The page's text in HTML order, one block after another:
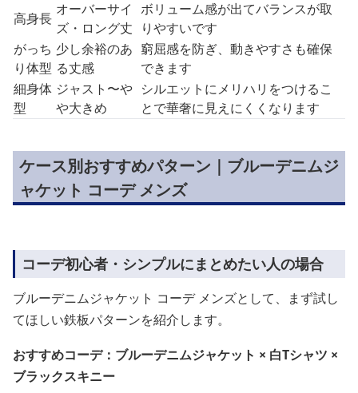
高身長
オーバーサイ
ズ・ロング丈
ボリューム感が出てバランスが取
りやすいです
がっち
り体型
少し余裕のあ
る丈感
窮屈感を防ぎ、動きやすさも確保
できます
細身体
型
ジャスト〜や
や大きめ
シルエットにメリハリをつけるこ
とで華奢に見えにくくなります
ケース別おすすめパターン｜ブルーデニムジ
ャケット コーデ メンズ
コーデ初心者・シンプルにまとめたい人の場合
ブルーデニムジャケット コーデ メンズとして、まず試し
てほしい鉄板パターンを紹介します。
おすすめコーデ：ブルーデニムジャケット × 白Tシャツ ×
ブラックスキニー